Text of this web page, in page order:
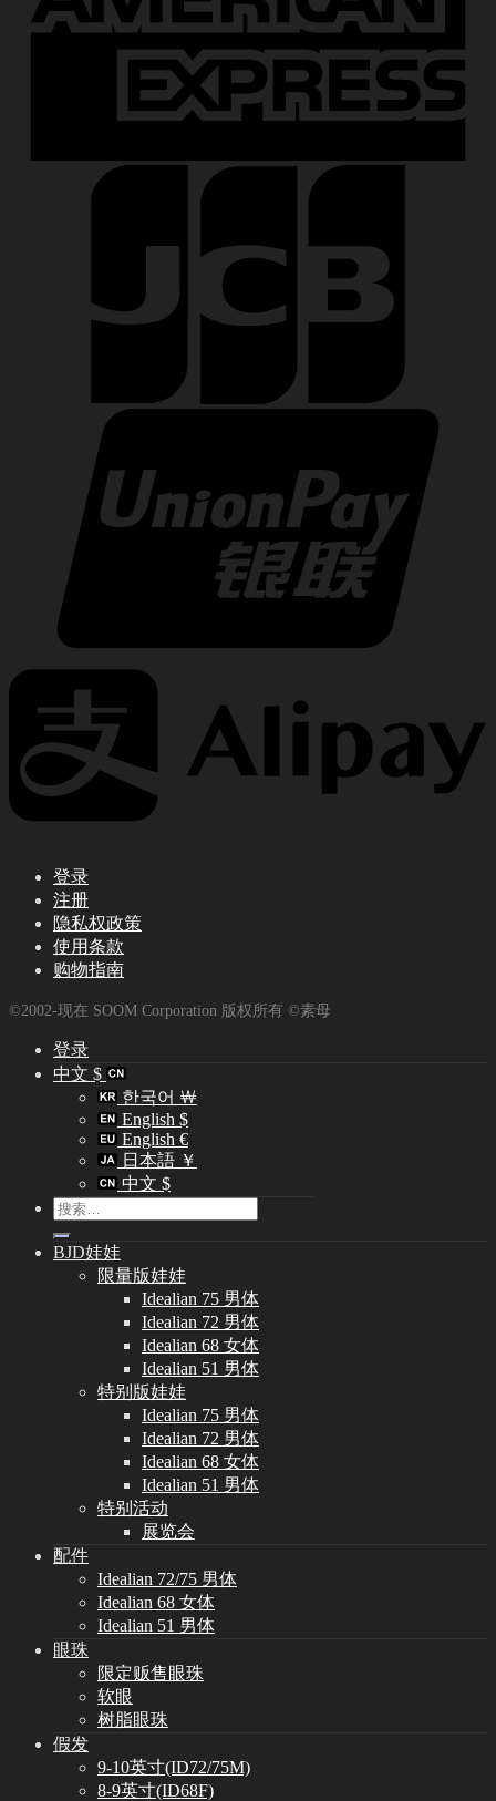
登录
注册
隐私权政策
使用条款
购物指南
©2002-现在 SOOM Corporation 版权所有 ©素母
登录
中文 $
한국어 ￦
English $
English €
日本語 ￥
中文 $
搜
索：
BJD娃娃
限量版娃娃
Idealian 75 男体
Idealian 72 男体
Idealian 68 女体
Idealian 51 男体
特别版娃娃
Idealian 75 男体
Idealian 72 男体
Idealian 68 女体
Idealian 51 男体
特别活动
展览会
配件
Idealian 72/75 男体
Idealian 68 女体
Idealian 51 男体
眼珠
限定贩售眼珠
软眼
树脂眼珠
假发
9-10英寸(ID72/75M)
8-9英寸(ID68F)